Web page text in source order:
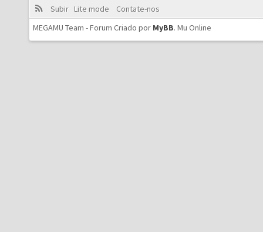
Subir Lite mode
Contate-nos
MEGAMU Team - Forum Criado por MyBB. Mu Online